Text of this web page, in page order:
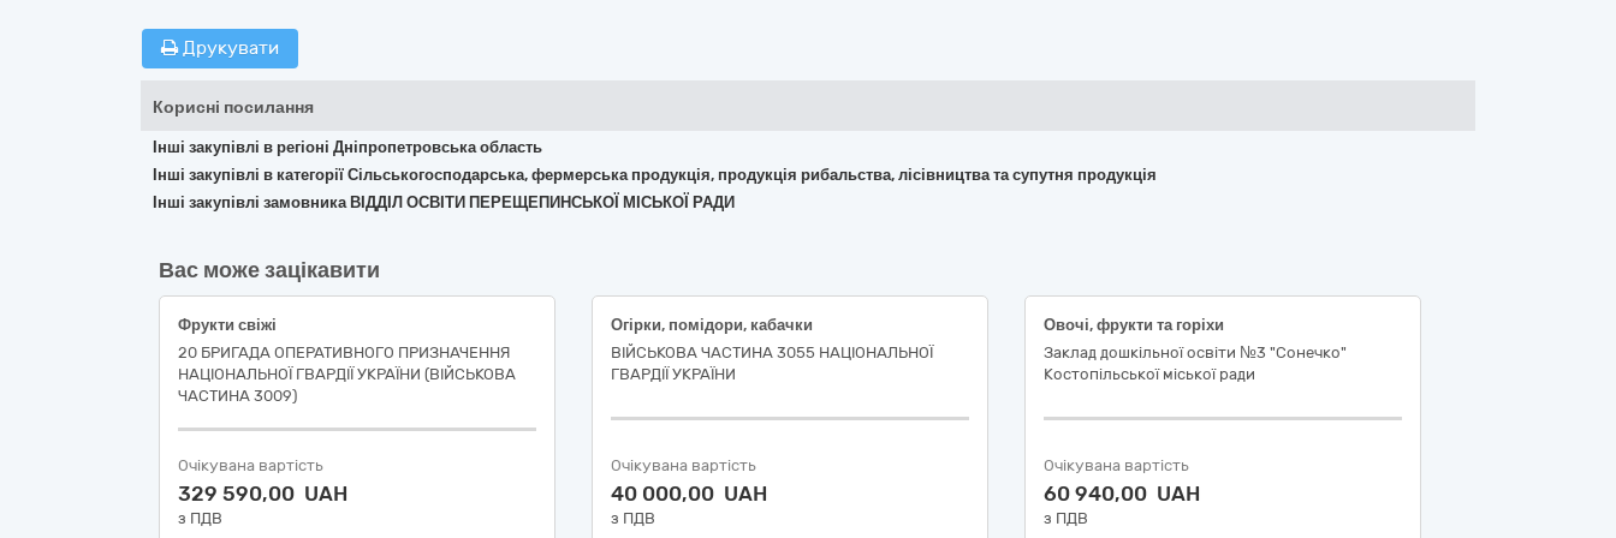
Друкувати
Корисні посилання
Інші закупівлі в регіоні Дніпропетровська область
Інші закупівлі в категорії Сільськогосподарська, фермерська продукція, продукція рибальства, лісівництва та супутня продукція
Інші закупівлі замовника ВІДДІЛ ОСВІТИ ПЕРЕЩЕПИНСЬКОЇ МІСЬКОЇ РАДИ
Вас може зацікавити
Фрукти свіжі
20 БРИГАДА ОПЕРАТИВНОГО ПРИЗНАЧЕННЯ
НАЦІОНАЛЬНОЇ ГВАРДІЇ УКРАЇНИ (ВІЙСЬКОВА
ЧАСТИНА 3009)
Очікувана вартість
329 590,00 UAH
з ПДВ
Огірки, помідори, кабачки
ВІЙСЬКОВА ЧАСТИНА 3055 НАЦІОНАЛЬНОЇ
ГВАРДІЇ УКРАЇНИ
Очікувана вартість
40 000,00 UAH
з ПДВ
Овочі, фрукти та горіхи
Заклад дошкільної освіти №3 "Сонечко"
Костопільської міської ради
Очікувана вартість
60 940,00 UAH
з ПДВ